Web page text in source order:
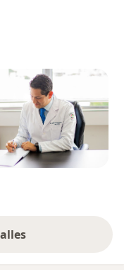
a la Asociación
Mexicana
experiencia